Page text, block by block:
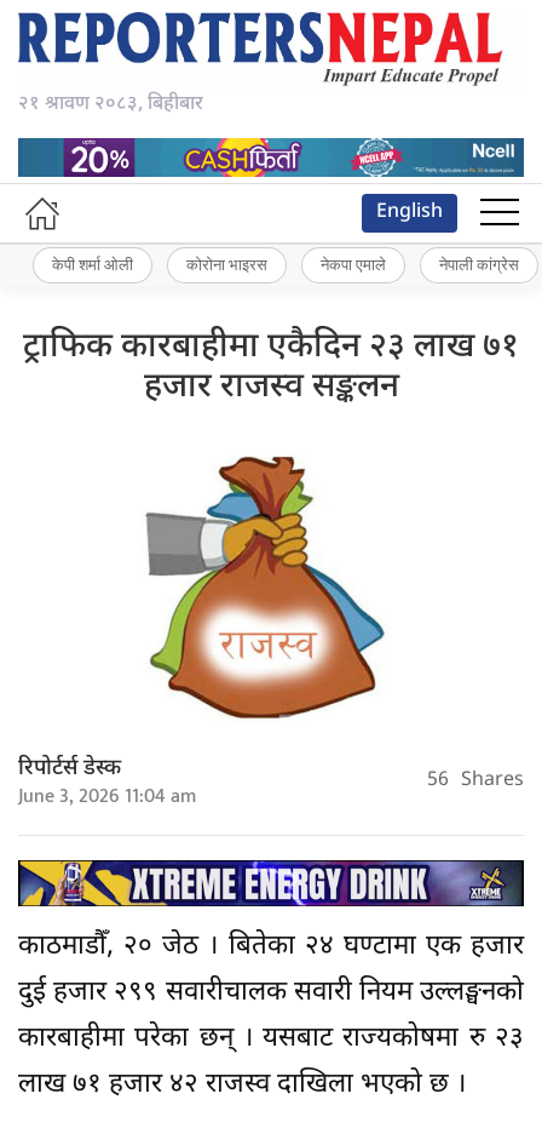
२१ श्रावण २०८३, बिहीबार
English
केपी शर्मा ओली कोरोना भाइरस नेकपा एमाले नेपाली कांग्रेस
ट्राफिक कारबाहीमा एकैदिन २३ लाख ७१
हजार राजस्व सङ्कलन
रिपोर्टर्स डेस्क
June 3, 2026 11:04 am 56 Shares
काठमाडौँ, २० जेठ । बितेका २४ घण्टामा एक हजार
दुई हजार २९९ सवारीचालक सवारी नियम उल्लङ्घनको
कारबाहीमा परेका छन् । यसबाट राज्यकोषमा रु २३
लाख ७१ हजार ४२ राजस्व दाखिला भएको छ ।